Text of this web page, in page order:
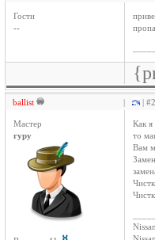
Гости
--
ballist | |
Мастер
гуру
Как я
то
Вам